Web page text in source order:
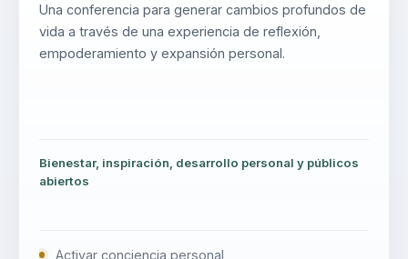
Una conferencia para generar cambios profundos de
vida a través de una experiencia de reflexión,
empoderamiento y expansión personal.
Bienestar, inspiración, desarrollo personal y públicos
abiertos
Activar conciencia personal